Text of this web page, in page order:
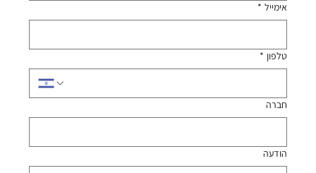
אימייל *
טלפון *
חברה
הודעה